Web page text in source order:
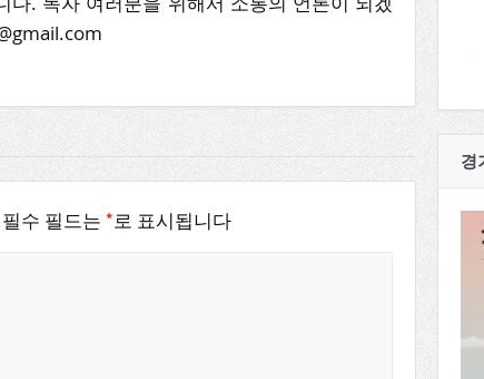
필수 필드는 *로 표시됩니다
경